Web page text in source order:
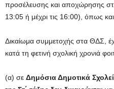
προσέλευσης και αποχώρησης
13:05 ή μέχρι τις 16:00), όπως
Δικαίωμα συμμετοχής στα ΘΔΣ,
κατά τη φετινή σχολική χρονιά
(α) σε Δημόσια Δημοτικά